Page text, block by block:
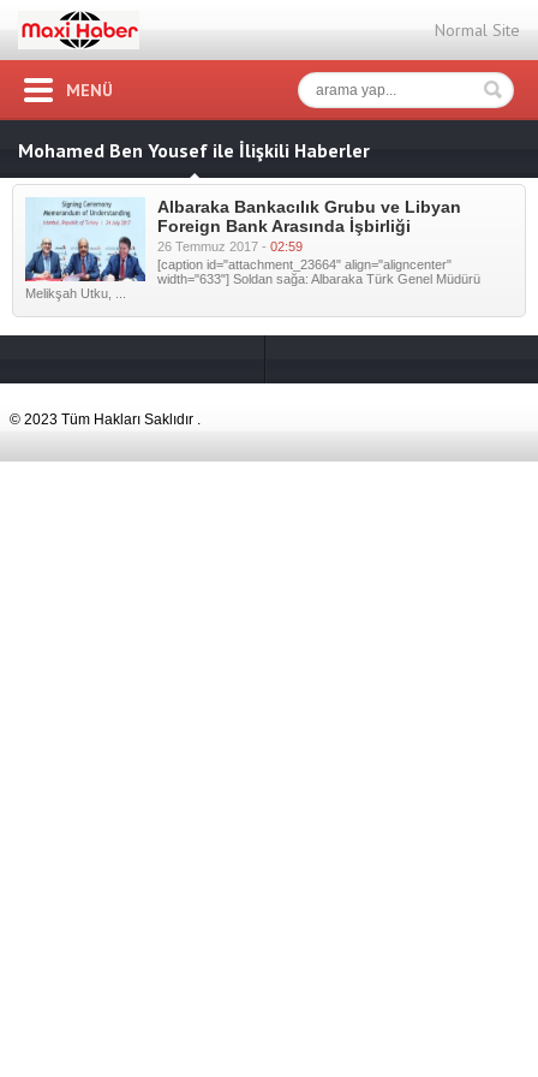
Normal Site
MENÜ
Mohamed Ben Yousef ile İlişkili Haberler
Albaraka Bankacılık Grubu ve Libyan
Foreign Bank Arasında İşbirliği
26 Temmuz 2017 - 02:59
[caption id="attachment_23664" align="aligncenter"
width="633"] Soldan sağa: Albaraka Türk Genel Müdürü
Melikşah Utku, ...
© 2023 Tüm Hakları Saklıdır .